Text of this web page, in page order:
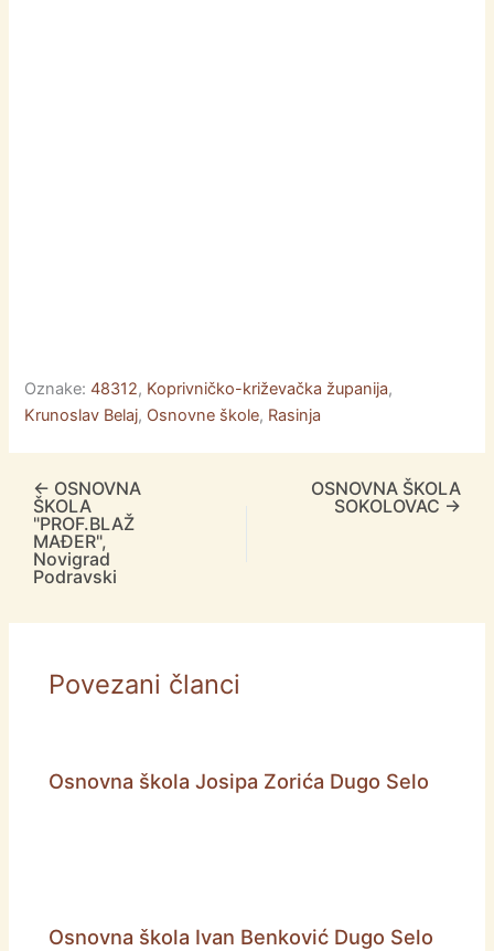
Oznake:48312, Koprivničko-križevačka županija,
Krunoslav Belaj, Osnovne škole, Rasinja
← OSNOVNA
ŠKOLA
"PROF.BLAŽ
MAĐER",
Novigrad
Podravski
OSNOVNA ŠKOLA
SOKOLOVAC →
Povezani članci
Osnovna škola Josipa Zorića Dugo Selo
Osnovna škola Ivan Benković Dugo Selo